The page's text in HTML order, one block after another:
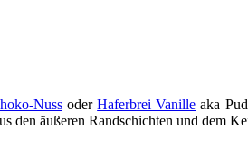
NussoderHaferbrei Vanille aka
den äußeren Randschichten und dem